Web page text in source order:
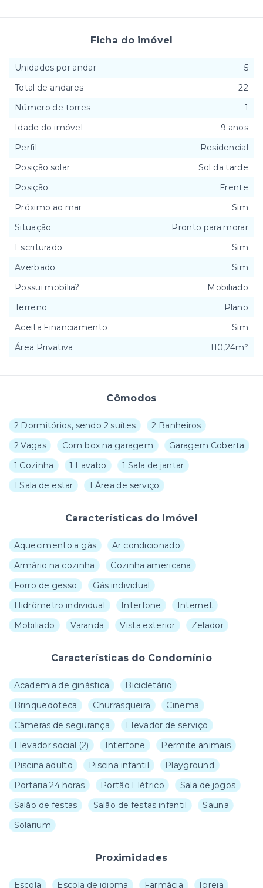
Cômodos
2 Dormitórios, sendo 2 suítes
2 Banheiros
2 Vagas
Com box na garagem
Garagem Coberta
1 Cozinha
1 Lavabo
1 Sala de jantar
1 Sala de estar
1 Área de serviço
Características do Imóvel
Aquecimento a gás
Ar condicionado
Armário na cozinha
Cozinha americana
Forro de gesso
Gás individual
Hidrômetro individual
Interfone
Internet
Mobiliado
Varanda Vista exterior Zelador
Características do Condomínio
Academia de ginástica
Bicicletário
Brinquedoteca
Churrasqueira
Cinema
Câmeras de segurança
Elevador de serviço
Elevador social (2) Interfone
Permite animais
Piscina adulto
Piscina infantil
Playground
Portaria 24 horas
Portão Elétrico
Sala de jogos
Salão de festas
Salão de festas infantil
Sauna
Solarium
Proximidades
Escola Escola de idioma Farmácia Igreja
Ficha do imóvel
Unidades por andar
5
Total de andares
22
Número de torres
1
Idade do imóvel
9 anos
Perfil
Residencial
Posição solar
Sol da tarde
Posição
Frente
Próximo ao mar
Sim
Situação
Pronto para morar
Escriturado
Sim
Averbado
Sim
Possui mobília?
Mobiliado
Terreno
Plano
Aceita Financiamento
Sim
Área Privativa
110,24m²